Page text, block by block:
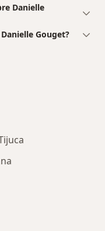
Danielle
Gouget?